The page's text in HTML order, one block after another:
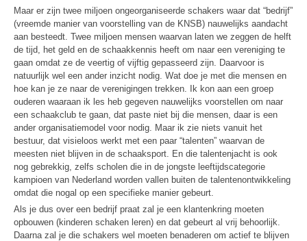
Maar er zijn twee miljoen ongeorganiseerde schakers waar dat “bedrijf”
(vreemde manier van voorstelling van de KNSB) nauwelijks aandacht
aan besteedt. Twee miljoen mensen waarvan laten we zeggen de helft
de tijd, het geld en de schaakkennis heeft om naar een vereniging te
gaan omdat ze de veertig of vijftig gepasseerd zijn. Daarvoor is
natuurlijk wel een ander inzicht nodig. Wat doe je met die mensen en
hoe kan je ze naar de verenigingen trekken. Ik kon aan een groep
ouderen waaraan ik les heb gegeven nauwelijks voorstellen om naar
een schaakclub te gaan, dat paste niet bij die mensen, daar is een
ander organisatiemodel voor nodig. Maar ik zie niets vanuit het
bestuur, dat visieloos werkt met een paar “talenten” waarvan de
meesten niet blijven in de schaaksport. En die talentenjacht is ook
nog gebrekkig, zelfs scholen die in de jongste leeftijdscategorie
kampioen van Nederland worden vallen buiten de talentenontwikkeling
omdat die nogal op een specifieke manier gebeurt.
Als je dus over een bedrijf praat zal je een klantenkring moeten
opbouwen (kinderen schaken leren) en dat gebeurt al vrij behoorlijk.
Daarna zal je die schakers wel moeten benaderen om actief te blijven